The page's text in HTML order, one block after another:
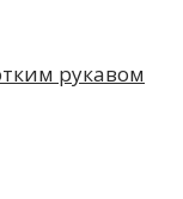
рукавом